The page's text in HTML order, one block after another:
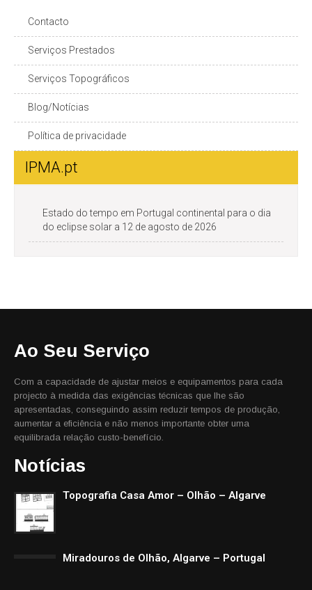
Contacto
Serviços Prestados
Serviços Topográficos
Blog/Notícias
Política de privacidade
IPMA.pt
Estado do tempo em Portugal continental para o dia
do eclipse solar a 12 de agosto de 2026
Ao Seu Serviço
Com a capacidade de ajustar meios e equipamentos para cada
projecto à medida das exigências técnicas que lhe são
apresentadas, conseguindo assim reduzir tempos de produção,
aumentar a eficiência e não menos importante obter uma
equilibrada relação custo-benefício.
Notícias
Topografia Casa Amor – Olhão – Algarve
Miradouros de Olhão, Algarve – Portugal